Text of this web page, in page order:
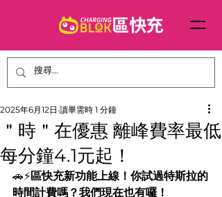
＂時＂在優惠 離峰費率最低
每分鐘4.1元起！
2025年6月12日 讀畢需時 1 分鐘
🚗⚡️區快充新功能上線！你試過特斯拉的
時間計費嗎？我們現在也有囉！